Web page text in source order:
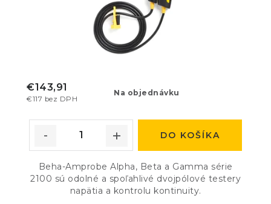
Na objednávku
€117 bez DPH
€143,91
DO KOŠÍKA
Beha-Amprobe Alpha, Beta a Gamma série
2100 sú odolné a spoľahlivé dvojpólové testery
napätia a kontrolu kontinuity.